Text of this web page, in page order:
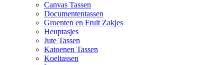
Canvas Tassen
Documententassen
Groenten en Fruit Zakjes
Heuptasjes
Jute Tassen
Katoenen Tassen
Koeltassen